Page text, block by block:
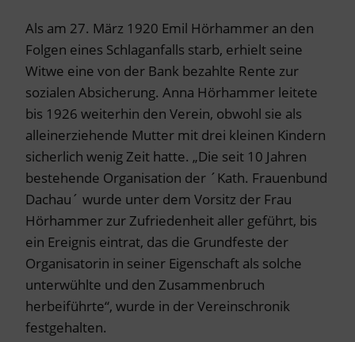
Als am 27. März 1920 Emil Hörhammer an den
Folgen eines Schlaganfalls starb, erhielt seine
Witwe eine von der Bank bezahlte Rente zur
sozialen Absicherung. Anna Hörhammer leitete
bis 1926 weiterhin den Verein, obwohl sie als
alleinerziehende Mutter mit drei kleinen Kindern
sicherlich wenig Zeit hatte. „Die seit 10 Jahren
bestehende Organisation der ´Kath. Frauenbund
Dachau´ wurde unter dem Vorsitz der Frau
Hörhammer zur Zufriedenheit aller geführt, bis
ein Ereignis eintrat, das die Grundfeste der
Organisatorin in seiner Eigenschaft als solche
unterwühlte und den Zusammenbruch
herbeiführte“, wurde in der Vereinschronik
festgehalten.